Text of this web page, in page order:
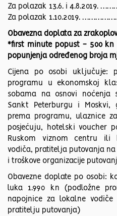
Za polazak 13.6. i 4.8.2019.
Za polazak 1.10.2019.
Obavezna doplata za
*first minute popust - 500 kn
popunjenja određenog broja
Cijena po osobi uključuje:
programu u ekonomskoj
sobama na osnovi
Sankt Peterburgu i Moskvi,
prema programu, ulaznice
posjećuju, hotelski voucher
Ruskom viznom centru ili
vodiča, pratitelja putovanja
i troškove organizacije
Obavezne doplate po osobi:
luka 1.990 kn (podložne
napojnice za lokalne vodiče
pratitelju putovanja)